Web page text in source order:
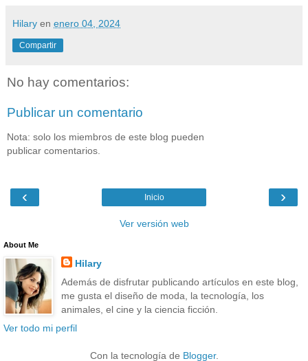
Hilary en enero 04, 2024
Compartir
No hay comentarios:
Publicar un comentario
Nota: solo los miembros de este blog pueden
publicar comentarios.
‹ ›
Inicio
Ver versión web
About Me
Hilary
Además de disfrutar publicando artículos en este blog,
me gusta el diseño de moda, la tecnología, los
animales, el cine y la ciencia ficción.
Ver todo mi perfil
Con la tecnología de Blogger.